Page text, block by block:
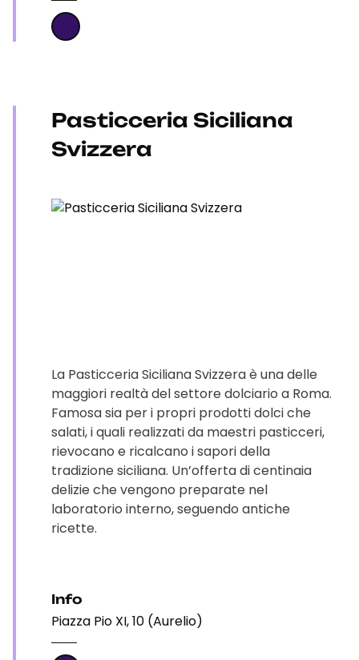
Pasticceria Siciliana
Svizzera
La Pasticceria Siciliana Svizzera è una delle
maggiori realtà del settore dolciario a Roma.
Famosa sia per i propri prodotti dolci che
salati, i quali realizzati da maestri pasticceri,
rievocano e ricalcano i sapori della
tradizione siciliana. Un’offerta di centinaia
delizie che vengono preparate nel
laboratorio interno, seguendo antiche
ricette.
Info
Piazza Pio XI, 10 (Aurelio)